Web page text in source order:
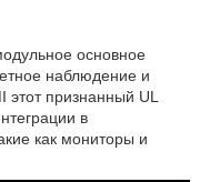
основное
наблюдение и
этот признанный UL
в
как мониторы и